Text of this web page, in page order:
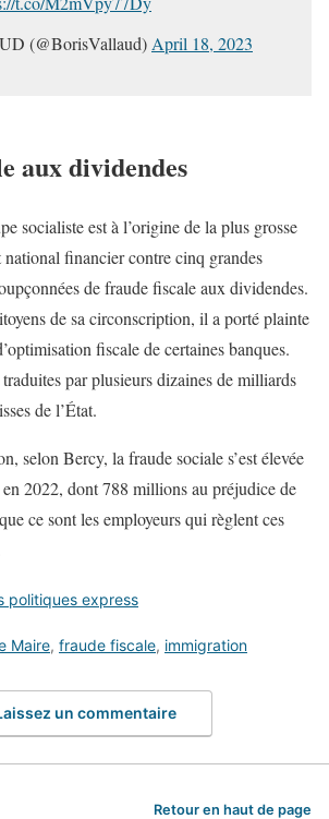
(@BorisVallaud) April 18, 2023
aux dividendes
socialiste est à l’origine de la plus grosse
financier contre cinq grandes
de fraude fiscale aux dividendes.
de sa circonscription, il a porté plainte
fiscale de certaines banques.
par plusieurs dizaines de milliards
de l’État.
selon Bercy, la fraude sociale s’est élevée
2022, dont 788 millions au préjudice de
ce sont les employeurs qui règlent ces
politiques express
Maire, fraude fiscale, immigration
un commentaire
Retour en haut de page